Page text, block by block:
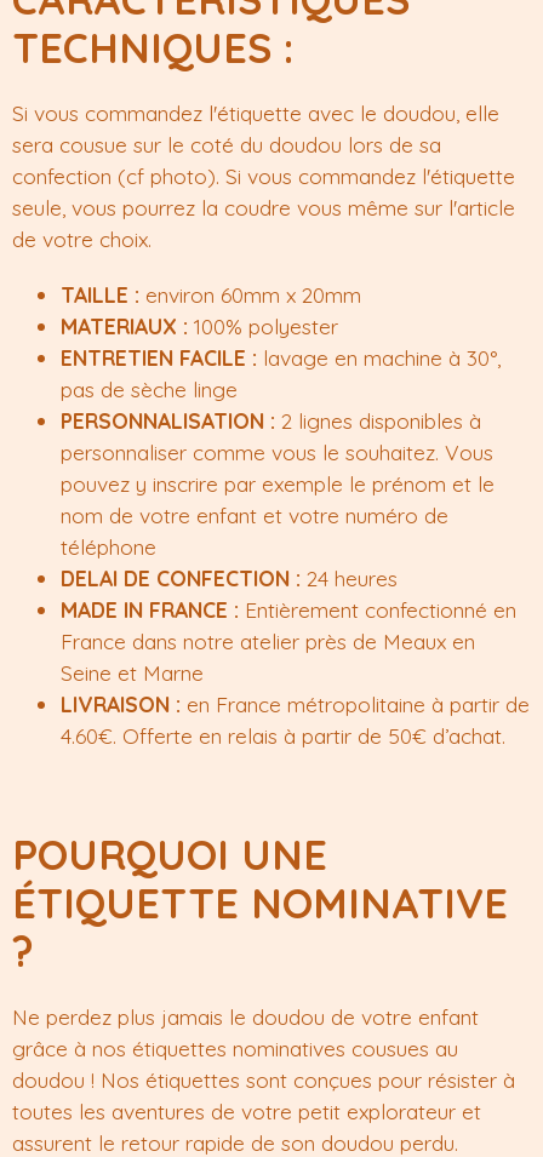
TECHNIQUES :
Si vous commandez l'étiquette avec le doudou, elle
sera cousue sur le coté du doudou lors de sa
confection (cf photo). Si vous commandez l'étiquette
seule, vous pourrez la coudre vous même sur l'article
de votre choix.
TAILLE : environ 60mm x 20mm
MATERIAUX : 100% polyester
ENTRETIEN FACILE : lavage en machine à 30°,
pas de sèche linge
PERSONNALISATION : 2 lignes disponibles à
personnaliser comme vous le souhaitez. Vous
pouvez y inscrire par exemple le prénom et le
nom de votre enfant et votre numéro de
téléphone
DELAI DE CONFECTION : 24 heures
MADE IN FRANCE : Entièrement confectionné en
France dans notre atelier près de Meaux en
Seine et Marne
LIVRAISON : en France métropolitaine à partir de
4.60€. Offerte en relais à partir de 50€ d’achat.
POURQUOI UNE
ÉTIQUETTE NOMINATIVE
?
Ne perdez plus jamais le doudou de votre enfant
grâce à nos étiquettes nominatives cousues au
doudou ! Nos étiquettes sont conçues pour résister à
toutes les aventures de votre petit explorateur et
assurent le retour rapide de son doudou perdu.